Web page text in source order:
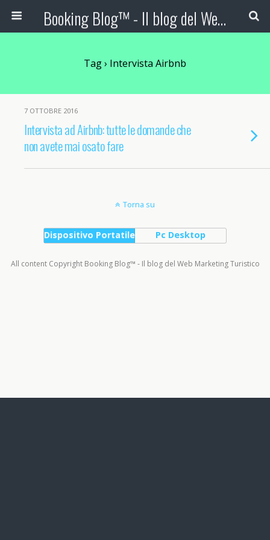
Booking Blog™ - Il blog del Web Marketing Turistico
Tag › Intervista Airbnb
7 OTTOBRE 2016
Intervista ad Airbnb: tutte le domande che
non avete mai osato fare
Torna su
Dispositivo Portatile Pc Desktop
All content Copyright Booking Blog™ - Il blog del Web Marketing Turistico